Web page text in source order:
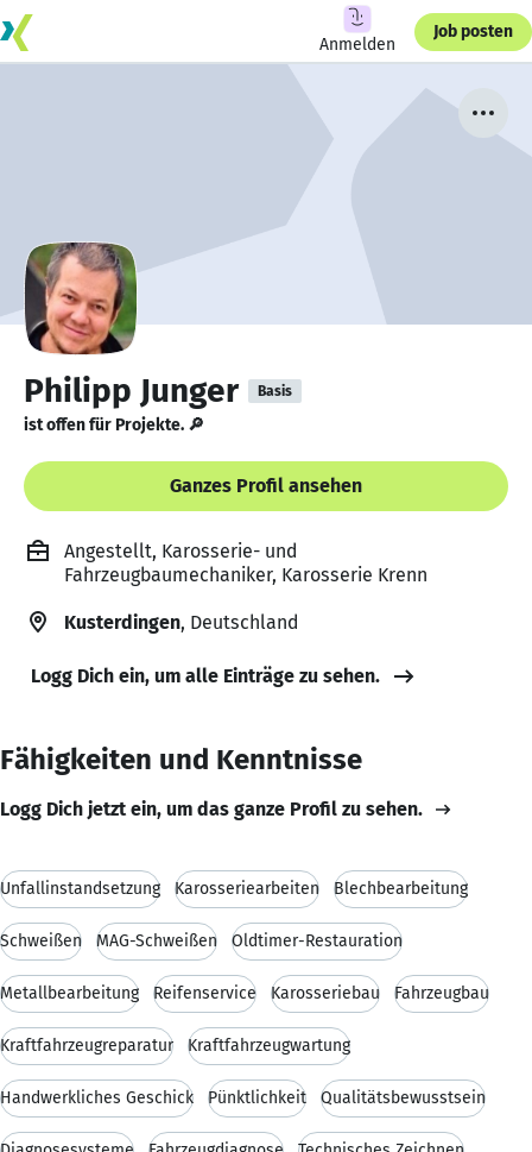
Anmelden
Job posten
Philipp Junger Basis
ist offen für Projekte. 🔎
Ganzes Profil ansehen
Angestellt, Karosserie- und
Fahrzeugbaumechaniker, Karosserie Krenn
Kusterdingen, Deutschland
Logg Dich ein, um alle Einträge zu sehen.
Fähigkeiten und Kenntnisse
Logg Dich jetzt ein, um das ganze Profil zu sehen.
Unfallinstandsetzung Karosseriearbeiten Blechbearbeitung
Schweißen MAG-Schweißen Oldtimer-Restauration
Metallbearbeitung Reifenservice Karosseriebau Fahrzeugbau
Kraftfahrzeugreparatur Kraftfahrzeugwartung
Handwerkliches Geschick Pünktlichkeit Qualitätsbewusstsein